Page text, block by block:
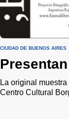
CIUDAD DE BUENOS AIRES
Presentan
La original
Centro Cultural